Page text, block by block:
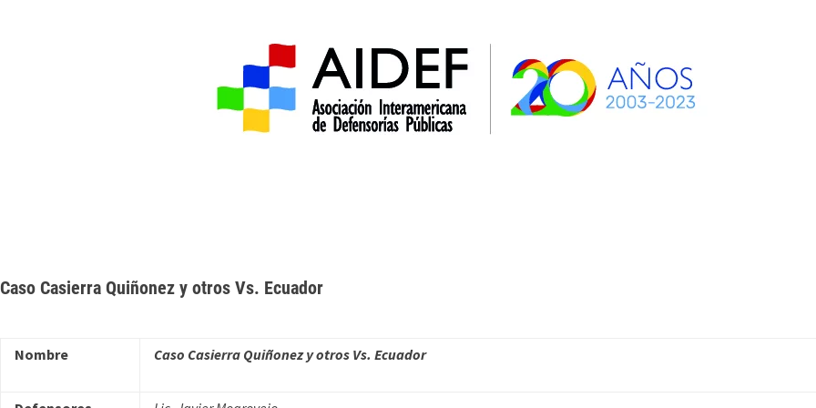
Caso Casierra Quiñonez y otros Vs. Ecuador
Nombre Caso Casierra Quiñonezy otros Vs. Ecuador